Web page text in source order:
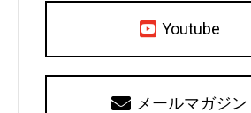
Youtube
メールマガジン